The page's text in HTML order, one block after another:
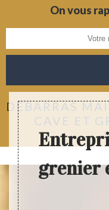
On vous
DÉBARRAS
CAVE ET
grenier